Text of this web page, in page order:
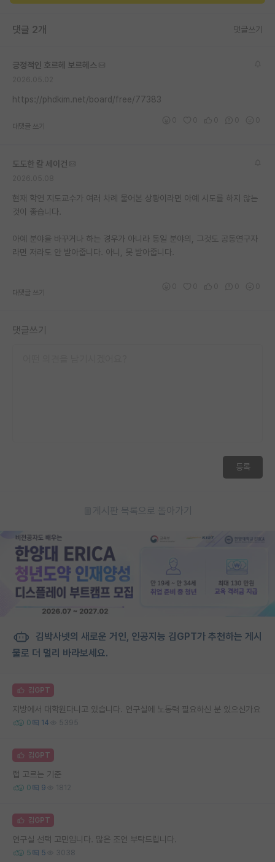
댓글 2개 댓글쓰기
긍정적인 호르헤 보르헤스
https://phdkim.net/board/free/77383
대댓글 쓰기
도도한 칼 세이건
현재 학연 지도교수가 여러 차례 물어본 상황이라면 아예 시도를 하지 않는
것이 좋습니다.
아예 분야을 바꾸거나 하는 경우가 아니라 동일 분야의, 그것도 공동연구자
라면 저라도 안 받아줍니다. 아니, 못 받아줍니다.
대댓글 쓰기
댓글쓰기
등록
게시판 목록으로 돌아가기
김박사넷의 새로운 거인, 인공지능 김GPT가 추천하는 게시
물로 더 멀리 바라보세요.
김GPT
지방에서 대학원다니고 있습니다. 연구실에 노동력 필요하신 분 있으신가요
0 14 5395
김GPT
랩 고르는 기준
0 9 1812
김GPT
연구실 선택 고민입니다. 많은 조언 부탁드립니다.
5 5 3038